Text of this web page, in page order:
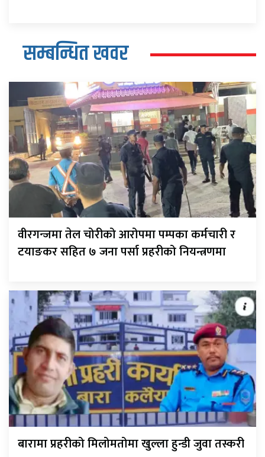
सम्बन्धित खवर
वीरगन्जमा तेल चोरीको आरोपमा पम्पका कर्मचारी र
टयाङकर सहित ७ जना पर्सा प्रहरीको नियन्त्रणमा
बारामा प्रहरीको मिलोमतोमा खुल्ला हुन्डी जुवा तस्करी